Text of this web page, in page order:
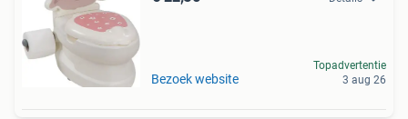
Bezoek website
Topadvertentie
3 aug 26